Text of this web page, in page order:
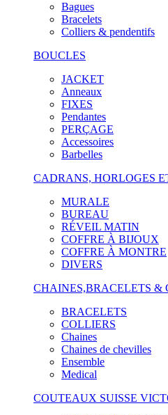
Bagues
Bracelets
Colliers & pendentifs
BOUCLES
JACKET
Anneaux
FIXES
Pendantes
PERÇAGE
Accessoires
Barbelles
CADRANS, HORLOGES
MURALE
BUREAU
RÉVEIL MATIN
COFFRE À BIJOUX
COFFRE À MONTRE
DIVERS
CHAINES,BRACELETS &
BRACELETS
COLLIERS
Chaines
Chaines de chevilles
Ensemble
Medical
COUTEAUX SUISSE